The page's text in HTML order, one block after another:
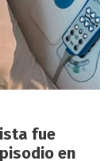
fue
en